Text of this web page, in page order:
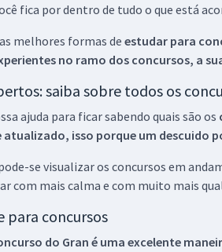
fica por dentro de tudo o que está
melhores formas de estudar para
no ramo dos concursos, a
saiba sobre todos os
ajuda para ficar sabendo quais são os
isso porque um descuido
se visualizar os concursos em
com mais calma e com muito mais
para concursos
do Gran é uma excelente